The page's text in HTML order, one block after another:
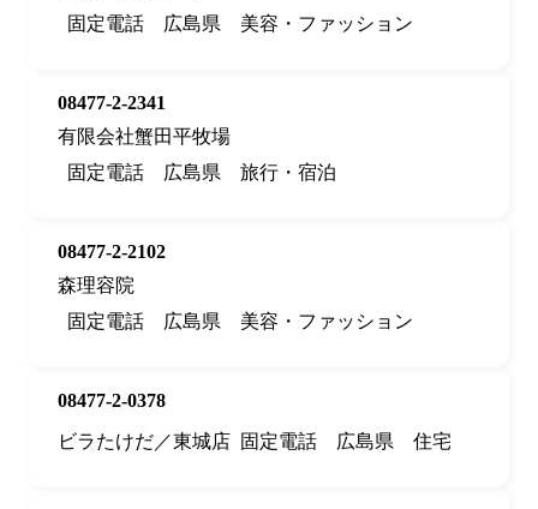
固定電話
広島県 美容・ファッション
08477-2-2341
有限会社蟹田平牧場
固定電話
広島県 旅行・宿泊
08477-2-2102
森理容院
固定電話
広島県 美容・ファッション
08477-2-0378
ビラたけだ／東城店 固定電話 広島県 住宅